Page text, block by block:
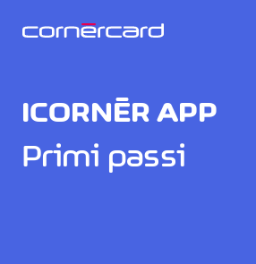
ICORNÈR APP
Primi passi